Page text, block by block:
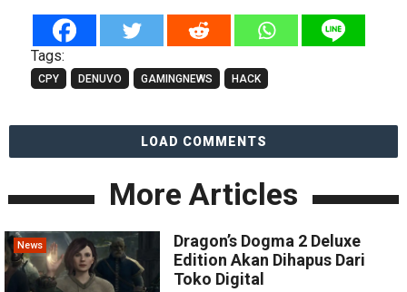
Tags:
CPY DENUVO GAMINGNEWS HACK
LOAD COMMENTS
More Articles
News
Dragon’s Dogma 2 Deluxe
Edition Akan Dihapus Dari
Toko Digital